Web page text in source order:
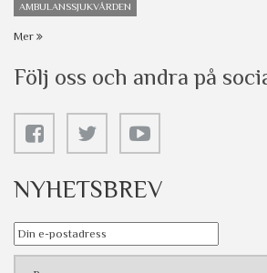
AMBULANSSJUKVÅRDEN
Mer
Följ oss och andra på
NYHETSBREV